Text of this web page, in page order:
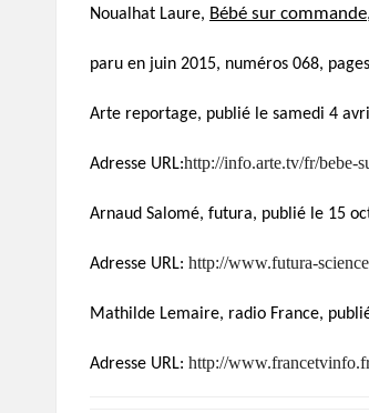
Noualhat Laure, Bébé sur commande
paru en juin 2015, numéros 068,
Arte reportage, publié le samedi 4
Adresse URL:http://info.arte.tv/fr/bebe-
Arnaud Salomé, futura, publié le 15
Adresse URL: http://www.futura-
Mathilde Lemaire, radio France,
Adresse URL: http://